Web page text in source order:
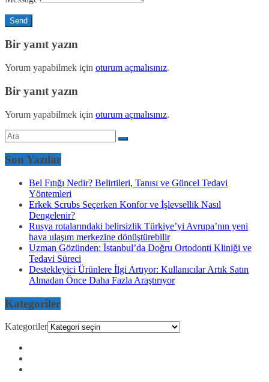
Bir yanıt yazın
Yorum yapabilmek için oturum açmalısınız.
Bir yanıt yazın
Yorum yapabilmek için oturum açmalısınız.
Son Yazılar
Bel Fıtığı Nedir? Belirtileri, Tanısı ve Güncel Tedavi
Yöntemleri
Erkek Scrubs Seçerken Konfor ve İşlevsellik Nasıl
Dengelenir?
Rusya rotalarındaki belirsizlik Türkiye’yi Avrupa’nın yeni
hava ulaşım merkezine dönüştürebilir
Uzman Gözünden: İstanbul’da Doğru Ortodonti Kliniği ve
Tedavi Süreci
Destekleyici Ürünlere İlgi Artıyor: Kullanıcılar Artık Satın
Almadan Önce Daha Fazla Araştırıyor
Kategoriler
Kategoriler